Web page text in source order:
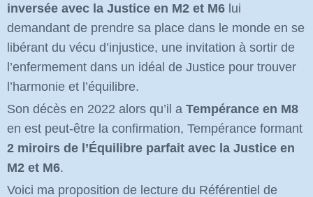
inversée avec la Justice en M2 et M6 lui
demandant de prendre sa place dans le monde en se
libérant du vécu d’injustice, une invitation à sortir de
l’enfermement dans un idéal de Justice pour trouver
l’harmonie et l’équilibre.
Son décès en 2022 alors qu’il a Tempérance en M8
en est peut-être la confirmation, Tempérance formant
2 miroirs de l’Équilibre parfait avec la Justice en
M2 et M6.
Voici ma proposition de lecture du Référentiel de